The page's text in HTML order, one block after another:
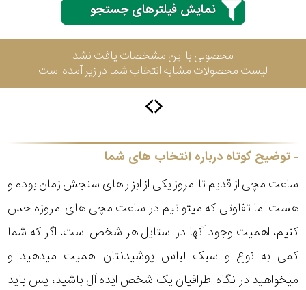
نمایش فیلترهای جستجو
محصولی با این مشخصات یافت نشد
لیست محصولات مشابه انتخاب شما در زیر آمده است
توضیح کوتاه درباره انتخاب های شما
ساعت مچی از قدیم تا امروز یکی از ابزار های سنجش زمان بوده و
هست اما تفاوتی که میتوانیم در ساعت مچی های امروزه حس
کنیم، اهمیت وجود آنها در استایل هر شخص است. اگر که شما
کمی به نوع و سبک لباس پوشیدنتان اهمیت میدهید و
میخواهید در نگاه اطرافیان یک شخص ایده آل باشید، پس باید
جگوار
جنسیت